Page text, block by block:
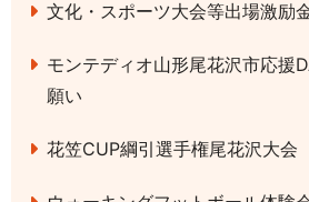
文化・スポーツ大会等出場激励
モンテディオ山形尾花沢市応援
願い
花笠CUP綱引選手権尾花沢大会